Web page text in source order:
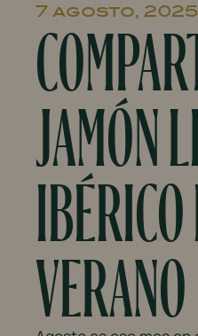
7 agosto, 2025
JAMÓN
VERANO